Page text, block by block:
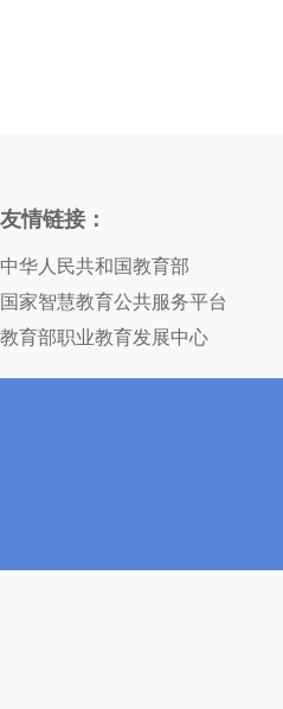
友情链接：
中华人民共和国教育部
国家智慧教育公共服务平台
教育部职业教育发展中心